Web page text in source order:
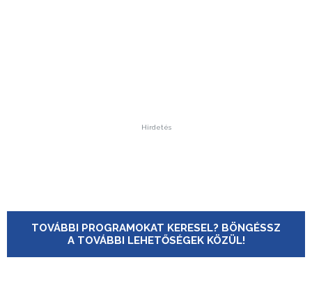
Hirdetés
TOVÁBBI PROGRAMOKAT KERESEL? BÖNGÉSSZ
A TOVÁBBI LEHETŐSÉGEK KÖZÜL!